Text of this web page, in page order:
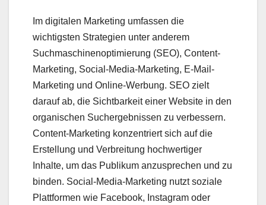
Im digitalen Marketing umfassen die
wichtigsten Strategien unter anderem
Suchmaschinenoptimierung (SEO), Content-
Marketing, Social-Media-Marketing, E-Mail-
Marketing und Online-Werbung. SEO zielt
darauf ab, die Sichtbarkeit einer Website in den
organischen Suchergebnissen zu verbessern.
Content-Marketing konzentriert sich auf die
Erstellung und Verbreitung hochwertiger
Inhalte, um das Publikum anzusprechen und zu
binden. Social-Media-Marketing nutzt soziale
Plattformen wie Facebook, Instagram oder